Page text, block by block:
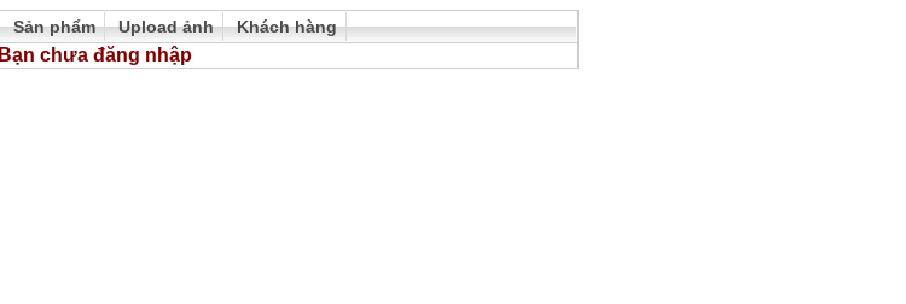
Sản phẩm Upload ảnh Khách hàng
Bạn chưa đăng nhập